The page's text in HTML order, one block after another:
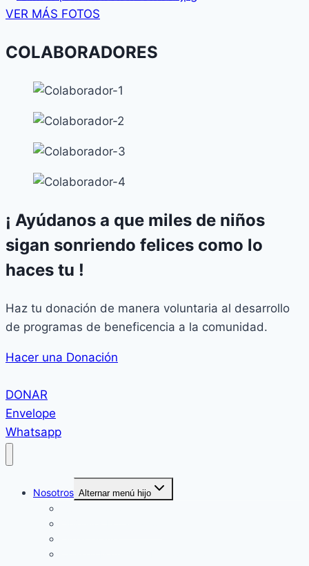
VER MÁS FOTOS
COLABORADORES
¡ Ayúdanos a que miles de niños
sigan sonriendo felices como lo
haces tu !
Haz tu donación de manera voluntaria al desarrollo
de programas de beneficencia a la comunidad.
Hacer una Donación
DONAR
Envelope
Whatsapp
Nosotros Alternar menú hijo